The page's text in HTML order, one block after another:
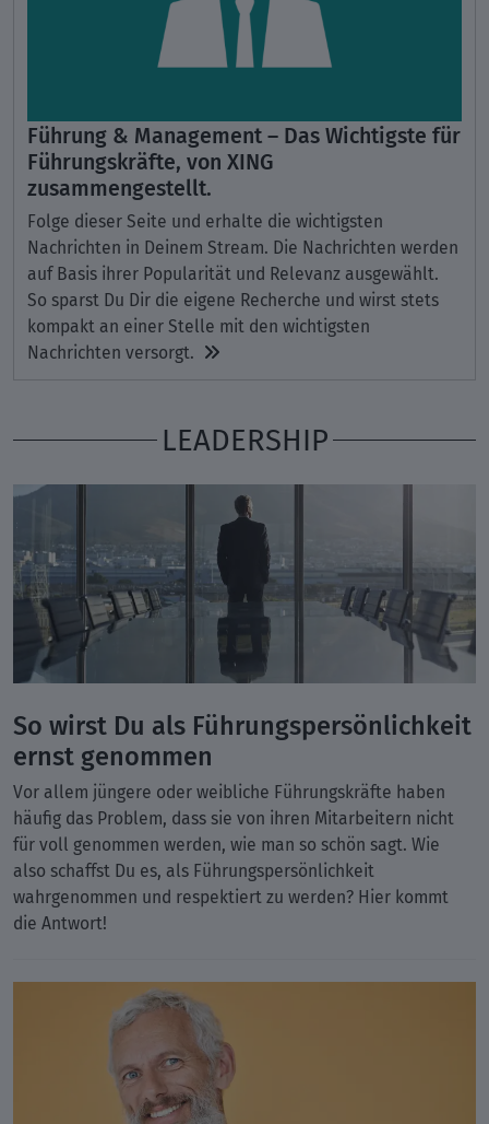
Führung & Management – Das Wichtigste für
Führungskräfte, von XING
zusammengestellt.
Folge dieser Seite und erhalte die wichtigsten
Nachrichten in Deinem Stream. Die Nachrichten werden
auf Basis ihrer Popularität und Relevanz ausgewählt.
So sparst Du Dir die eigene Recherche und wirst stets
kompakt an einer Stelle mit den wichtigsten
Nachrichten versorgt.
LEADERSHIP
So wirst Du als Führungspersönlichkeit
ernst genommen
Vor allem jüngere oder weibliche Führungskräfte haben
häufig das Problem, dass sie von ihren Mitarbeitern nicht
für voll genommen werden, wie man so schön sagt. Wie
also schaffst Du es, als Führungspersönlichkeit
wahrgenommen und respektiert zu werden? Hier kommt
die Antwort!